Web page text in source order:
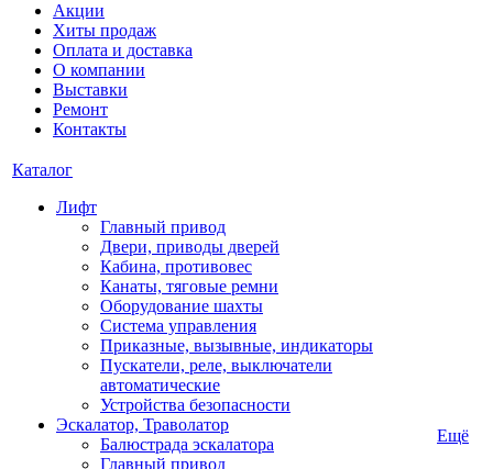
Акции
Хиты продаж
Оплата и доставка
О компании
Выставки
Ремонт
Контакты
Каталог
Лифт
Главный привод
Двери, приводы дверей
Кабина, противовес
Канаты, тяговые ремни
Оборудование шахты
Система управления
Приказные, вызывные, индикаторы
Пускатели, реле, выключатели
автоматические
Устройства безопасности
Эскалатор, Траволатор
Балюстрада эскалатора
Главный привод
Ещё